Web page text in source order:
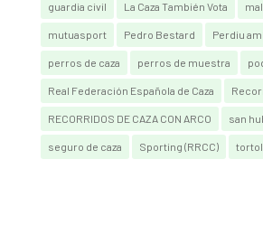
guardia civil La Caza También Vota
mutuasport Pedro Bestard Perdiu
perros de caza perros de muestra
Real Federación Española de Caza
RECORRIDOS DE CAZA CON ARCO san
seguro de caza Sporting (RRCC)